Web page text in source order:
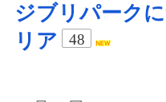
ジブリパーク
リア
48